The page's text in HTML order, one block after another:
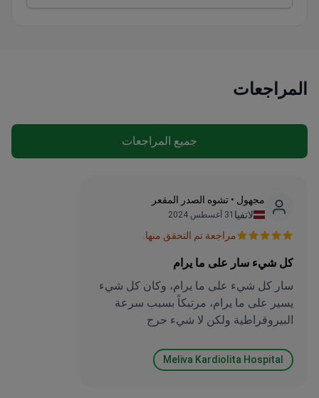
المراجعات
جميع المراجعات
مجهول • تشوه الصدر المقعر
لاتفيا 31 أغسطس 2024
مراجعة تم التحقق منها.
كل شيء سار على ما يرام
سار كل شيء على ما يرام، وكان كل شيء
يسير على ما يرام، مرتبكاً بسبب سرعة
البيروقراطية ولكن لا شيء حرج
Meliva Kardiolita Hospital